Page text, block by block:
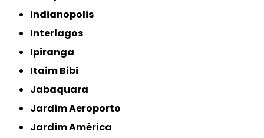
Indianopolis
Interlagos
Ipiranga
Itaim Bibi
Jabaquara
Jardim Aeroporto
Jardim América